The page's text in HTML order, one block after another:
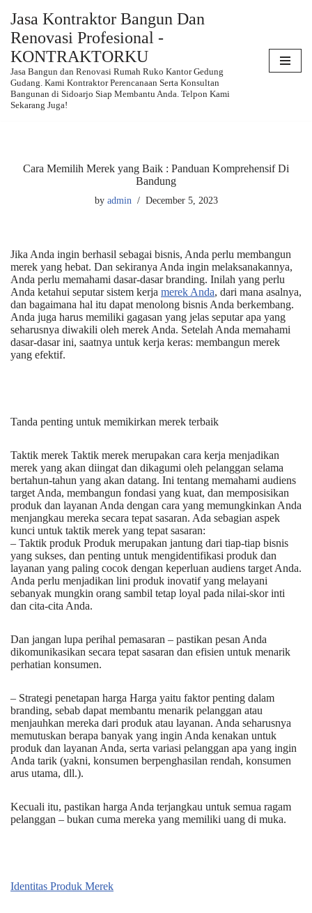
Skip
content
Jasa Kontraktor Bangun Dan
Renovasi Profesional -
KONTRAKTORKU
Jasa Bangun dan Renovasi Rumah Ruko Kantor Gedung
Gudang. Kami Kontraktor Perencanaan Serta Konsultan
Bangunan di Sidoarjo Siap Membantu Anda. Telpon Kami
Sekarang Juga!
Cara Memilih Merek yang Baik : Panduan Komprehensif Di
Bandung
by admin December 5, 2023
Jika Anda ingin berhasil sebagai bisnis, Anda perlu membangun
merek yang hebat. Dan sekiranya Anda ingin melaksanakannya,
Anda perlu memahami dasar-dasar branding. Inilah yang perlu
Anda ketahui seputar sistem kerja merek Anda, dari mana asalnya,
dan bagaimana hal itu dapat menolong bisnis Anda berkembang.
Anda juga harus memiliki gagasan yang jelas seputar apa yang
seharusnya diwakili oleh merek Anda. Setelah Anda memahami
dasar-dasar ini, saatnya untuk kerja keras: membangun merek
yang efektif.
Tanda penting untuk memikirkan merek terbaik
Taktik merek Taktik merek merupakan cara kerja menjadikan
merek yang akan diingat dan dikagumi oleh pelanggan selama
bertahun-tahun yang akan datang. Ini tentang memahami audiens
target Anda, membangun fondasi yang kuat, dan memposisikan
produk dan layanan Anda dengan cara yang memungkinkan Anda
menjangkau mereka secara tepat sasaran. Ada sebagian aspek
kunci untuk taktik merek yang tepat sasaran:
– Taktik produk Produk merupakan jantung dari tiap-tiap bisnis
yang sukses, dan penting untuk mengidentifikasi produk dan
layanan yang paling cocok dengan keperluan audiens target Anda.
Anda perlu menjadikan lini produk inovatif yang melayani
sebanyak mungkin orang sambil tetap loyal pada nilai-skor inti
dan cita-cita Anda.
Dan jangan lupa perihal pemasaran – pastikan pesan Anda
dikomunikasikan secara tepat sasaran dan efisien untuk menarik
perhatian konsumen.
– Strategi penetapan harga Harga yaitu faktor penting dalam
branding, sebab dapat membantu menarik pelanggan atau
menjauhkan mereka dari produk atau layanan. Anda seharusnya
memutuskan berapa banyak yang ingin Anda kenakan untuk
produk dan layanan Anda, serta variasi pelanggan apa yang ingin
Anda tarik (yakni, konsumen berpenghasilan rendah, konsumen
arus utama, dll.).
Kecuali itu, pastikan harga Anda terjangkau untuk semua ragam
pelanggan – bukan cuma mereka yang memiliki uang di muka.
Identitas Produk Merek